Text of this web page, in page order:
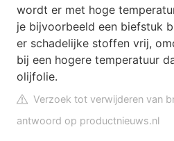
wordt er met hoge
je bijvoorbeeld een biefstuk
er schadelijke stoffen vrij,
bij een hogere temperatuur
olijfolie.
Verzoek tot verwijderen van
antwoord op productnieuws.nl